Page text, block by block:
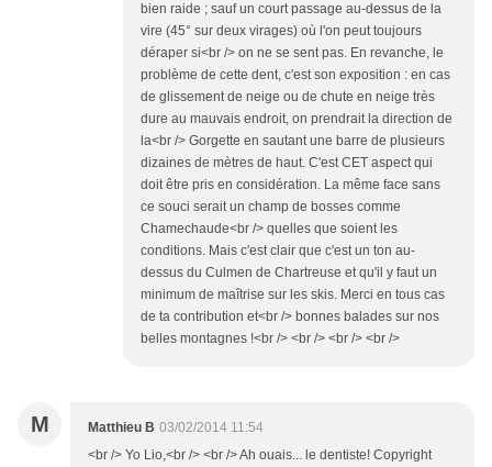
bien raide ; sauf un court passage au-dessus de la
vire (45° sur deux virages) où l'on peut toujours
déraper si<br /> on ne se sent pas. En revanche, le
problème de cette dent, c'est son exposition : en cas
de glissement de neige ou de chute en neige très
dure au mauvais endroit, on prendrait la direction de
la<br /> Gorgette en sautant une barre de plusieurs
dizaines de mètres de haut. C'est CET aspect qui
doit être pris en considération. La même face sans
ce souci serait un champ de bosses comme
Chamechaude<br /> quelles que soient les
conditions. Mais c'est clair que c'est un ton au-
dessus du Culmen de Chartreuse et qu'il y faut un
minimum de maîtrise sur les skis. Merci en tous cas
de ta contribution et<br /> bonnes balades sur nos
belles montagnes !<br /> <br /> <br /> <br />
M Matthieu B 03/02/2014 11:54
<br /> Yo Lio,<br /> <br /> Ah ouais... le dentiste! Copyright